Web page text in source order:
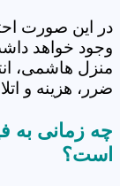
در این صورت
وجود خواهد
منزل هاشمی،
ضرر، هزینه و
چه زمانی به
است؟